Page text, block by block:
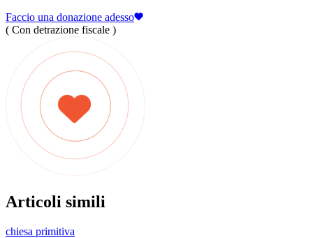
Faccio una donazione adesso
( Con detrazione fiscale )
Articoli simili
chiesa primitiva